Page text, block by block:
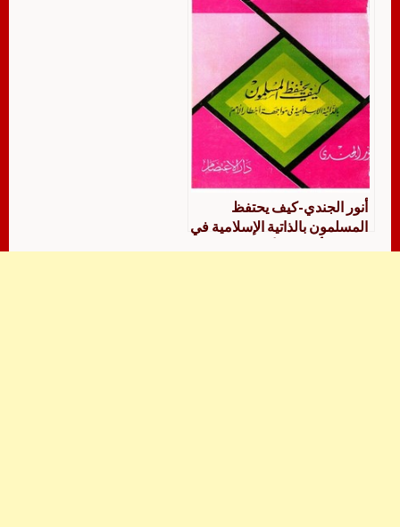
أنور الجندي-كيف يحتفظ
المسلمون بالذاتية الإسلامية في